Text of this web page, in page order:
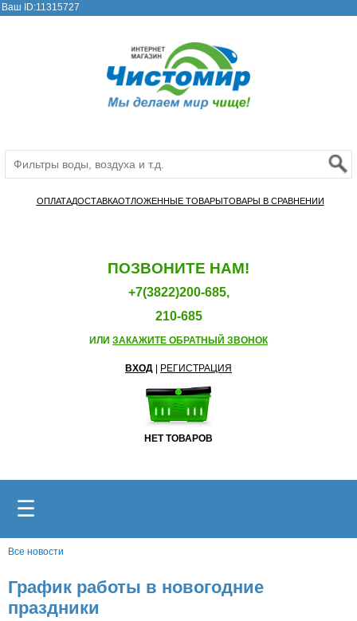
Ваш ID:11315727
ОПЛАТАДОСТАВКАОТЛОЖЕННЫЕ ТОВАРЫТОВАРЫ В СРАВНЕНИИ
ПОЗВОНИТЕ НАМ!
+7(3822)200-685,
210-685
ИЛИ ЗАКАЖИТЕ ОБРАТНЫЙ ЗВОНОК
ВХОД РЕГИСТРАЦИЯ
НЕТ ТОВАРОВ
☰
Все новости
График работы в новогодние
праздники